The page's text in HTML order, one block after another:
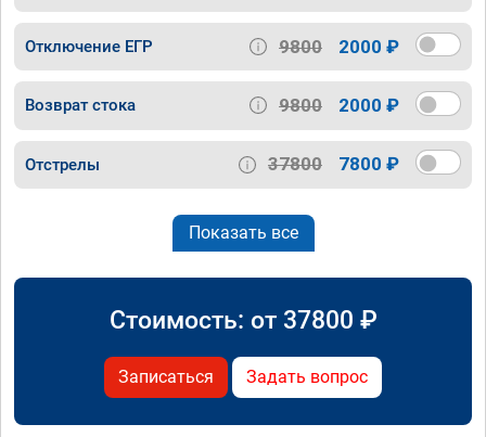
Отключение ЕГР 9800 2000 ₽
Возврат стока 9800 2000 ₽
Отстрелы 37800 7800 ₽
Показать все
Стоимость: от 37800 ₽
Записаться Задать вопрос